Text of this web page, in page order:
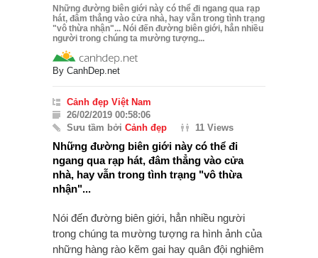
Những đường biên giới này có thể đi ngang qua rạp
hát, đâm thẳng vào cửa nhà, hay vẫn trong tình trạng
"vô thừa nhận"... Nói đến đường biên giới, hẳn nhiều
người trong chúng ta mường tượng...
By CanhDep.net
Cảnh đẹp Việt Nam
26/02/2019 00:58:06
Sưu tầm bởi Cảnh đẹp 11 Views
Những đường biên giới này có thể đi
ngang qua rạp hát, đâm thẳng vào cửa
nhà, hay vẫn trong tình trạng "vô thừa
nhận"...
Nói đến đường biên giới, hẳn nhiều người
trong chúng ta mường tượng ra hình ảnh của
những hàng rào kẽm gai hay quân đội nghiêm